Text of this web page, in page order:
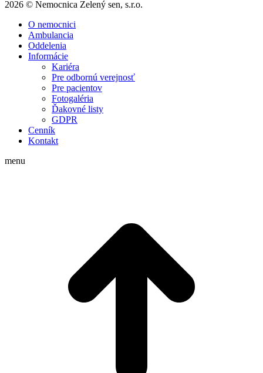
2026 © Nemocnica Zelený sen, s.r.o.
O nemocnici
Ambulancia
Oddelenia
Informácie
Kariéra
Pre odbornú verejnosť
Pre pacientov
Fotogaléria
Ďakovné listy
GDPR
Cenník
Kontakt
menu